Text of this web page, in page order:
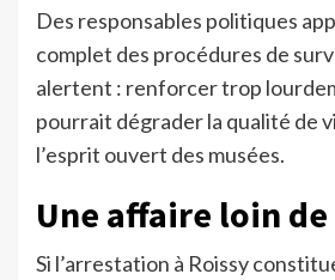
Des responsables politiques
complet des procédures de
alertent : renforcer trop
pourrait dégrader la qualité de
l’esprit ouvert des musées.
Une affaire loin
Si l’arrestation à Roissy